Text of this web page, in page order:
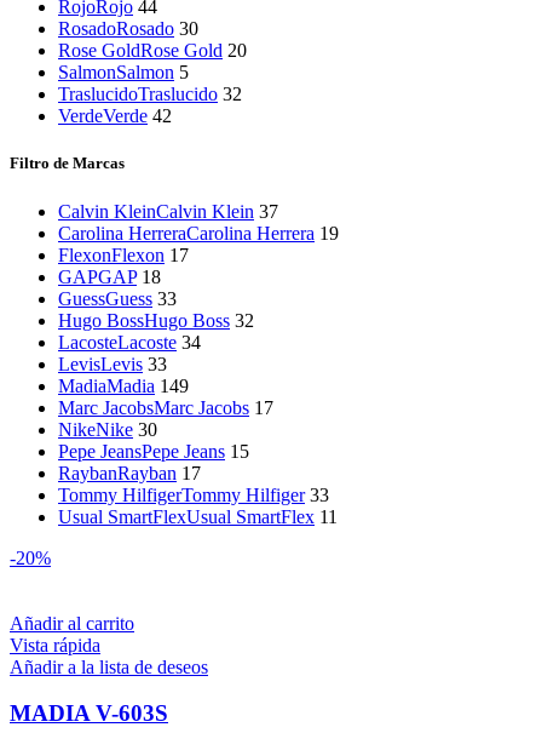
RojoRojo 44
RosadoRosado 30
Rose GoldRose Gold 20
SalmonSalmon 5
TraslucidoTraslucido 32
VerdeVerde 42
Filtro de Marcas
Calvin KleinCalvin Klein 37
Carolina HerreraCarolina Herrera 19
FlexonFlexon 17
GAPGAP 18
GuessGuess 33
Hugo BossHugo Boss 32
LacosteLacoste 34
LevisLevis 33
MadiaMadia 149
Marc JacobsMarc Jacobs 17
NikeNike 30
Pepe JeansPepe Jeans 15
RaybanRayban 17
Tommy HilfigerTommy Hilfiger 33
Usual SmartFlexUsual SmartFlex 11
-20%
Añadir al carrito
Vista rápida
Añadir a la lista de deseos
MADIA V-603S